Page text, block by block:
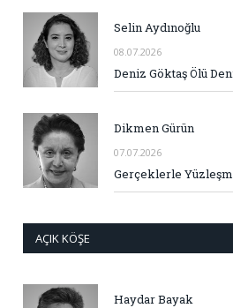
Selin Aydınoğlu
08.07.2026
Deniz Göktaş Ölü
Dikmen Gürün
07.07.2026
Gerçeklerle
AÇIK KÖŞE
Haydar Bayak